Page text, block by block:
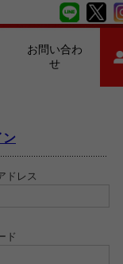
お問い合わ
せ
ン
ドレス
ド